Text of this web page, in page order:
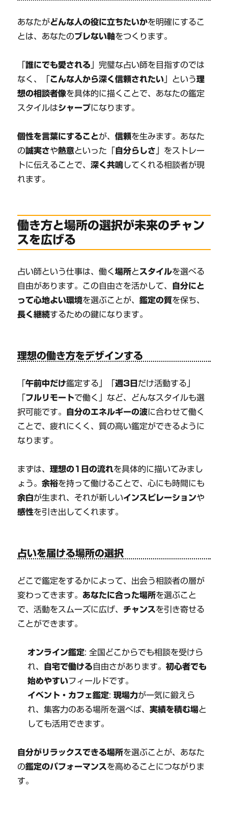
あなたがどんな人の役に立ちたいかを明確にするこ
とは、あなたのブレない軸をつくります。
「誰にでも愛される 」完璧な占い師を目指すのでは
なく、「 こんな人から深く信頼されたい 」という理
想の相談者像を具体的に描くことで、あなたの鑑定
スタイルはシャープになります。
個性を言葉にすることが、信頼を生みます。あなた
の誠実さや熱意といった「 自分らしさ 」をストレー
トに伝えることで、深く共鳴してくれる相談者が現
れます。
働き方と場所の選択が未来のチャン
スを広げる
占い師という仕事は、働く場所とスタイルを選べる
自由があります。この自由さを活かして、
自分にと
って心地よい環境を選ぶことが、鑑定の質を保ち、
長く継続するための鍵になります。
理想の働き方をデザインする
「午前中だけ鑑定する」「週3日 だけ活動する」
フルリモートで働く」など、どんなスタイルも選
択可能です。
自分のエネルギーの波に合わせて働く
ことで、疲れにくく、質の高い鑑定ができるように
なります。
まずは、理想の1日の流れを具体的に描いてみまし
ょう。余裕を持って働けることで、心にも時間にも
余白が生まれ、それが新しいインスピレーションや
感性を引き出してくれます。
占いを届ける場所の選択
どこで鑑定をするかによって、出会う相談者の層が
変わってきます。あなたに合った場所を選ぶこと
で、活動をスムーズに広げ、 チャンスを引き寄せる
ことができます。
オンライン鑑定: 全国どこからでも相談を受けら
れ、
自宅で働ける自由さがあります。初心者でも
始めやすいフィールドです。
イベント・カフェ鑑定:現場力が一気に鍛えら
れ、集客力のある場所を選べば、実績を積む場と
しても活用できます。
自分がリラックスできる場所を選ぶことが、あなた
の鑑定のパフォーマンスを高めることにつながりま
す。